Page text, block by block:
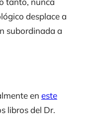
desplace a
subordinada a
en este
libros del Dr.